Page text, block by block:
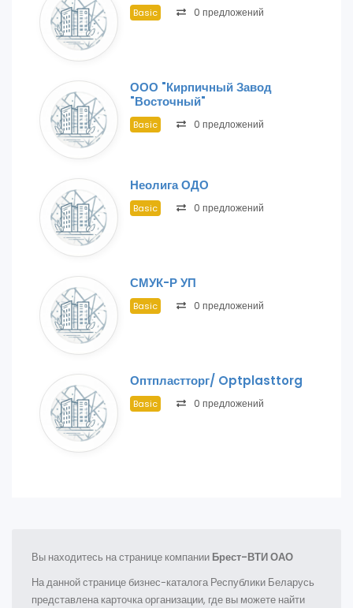
Basic 0 предложений
ООО "Кирпичный Завод
"Восточный"
Basic 0 предложений
Неолига ОДО
Basic 0 предложений
СМУК-Р УП
Basic 0 предложений
Оптпластторг/ Optplasttorg
Basic 0 предложений
Вы находитесь на странице компании Брест-ВТИ ОАО
На данной странице бизнес-каталога Республики Беларусь
представлена карточка организации, где вы можете найти